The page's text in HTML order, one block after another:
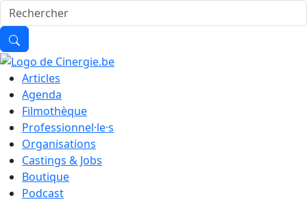
Articles
Agenda
Filmothèque
Professionnel·le·s
Organisations
Castings & Jobs
Boutique
Podcast